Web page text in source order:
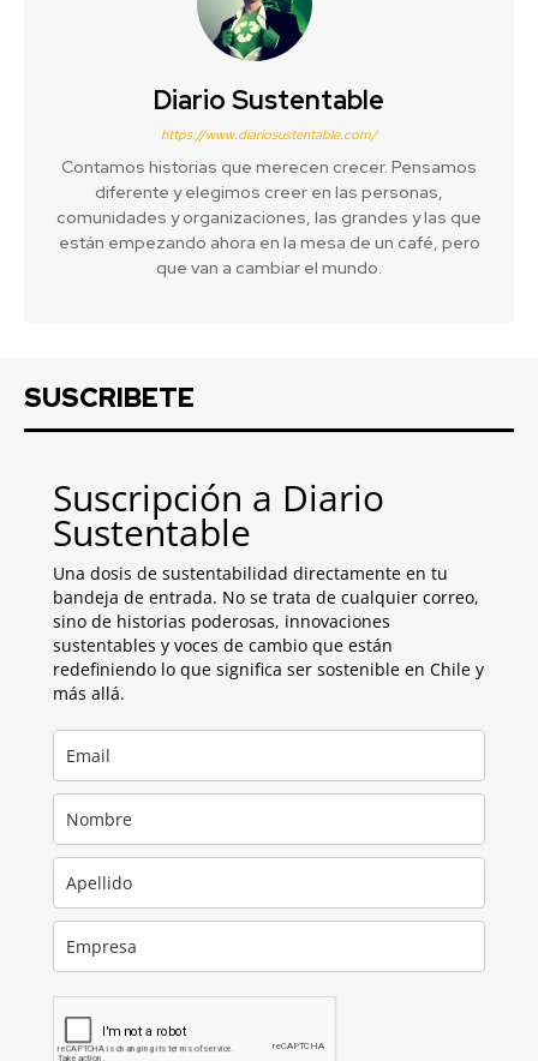
Diario Sustentable
https://www.diariosustentable.com/
Contamos historias que merecen crecer. Pensamos
diferente y elegimos creer en las personas,
comunidades y organizaciones, las grandes y las que
están empezando ahora en la mesa de un café, pero
que van a cambiar el mundo.
SUSCRIBETE
Suscripción a Diario
Sustentable
Una dosis de sustentabilidad directamente en tu
bandeja de entrada. No se trata de cualquier correo,
sino de historias poderosas, innovaciones
sustentables y voces de cambio que están
redefiniendo lo que significa ser sostenible en Chile y
más allá.